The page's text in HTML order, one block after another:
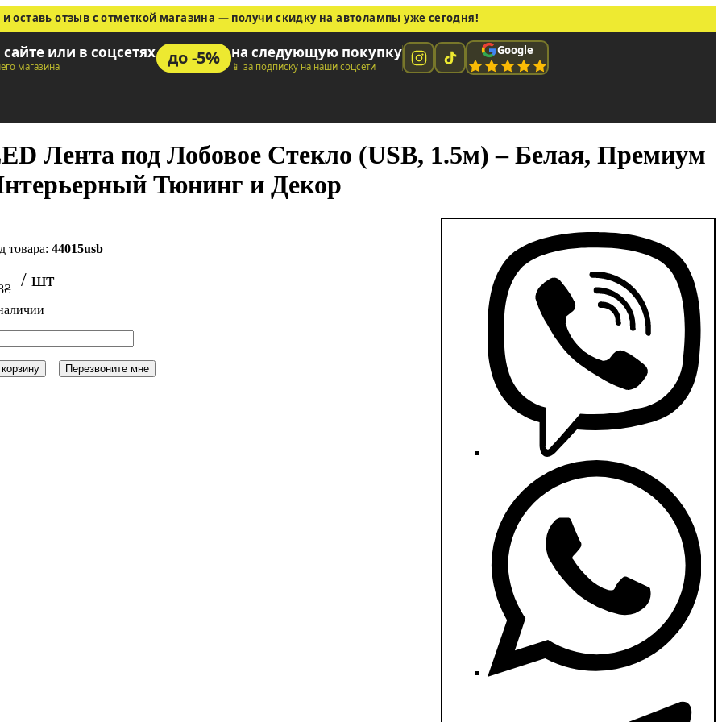
оставь отзыв с отметкой магазина — получи скидку на автолампы уже сегодня!
или в соцсетях
магазина до -5% на следующую покупку
📱 за подписку на наши соцсети
Google
Лента под Лобовое Стекло (USB, 1.5м) – Белая, Премиум
Тюнинг и Декор
44015usb
₴
Перезвоните мне